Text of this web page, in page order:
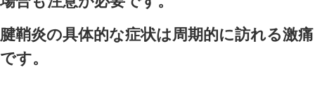
腱鞘炎は、安易に考えて対応
完治するまでに時間がかかる